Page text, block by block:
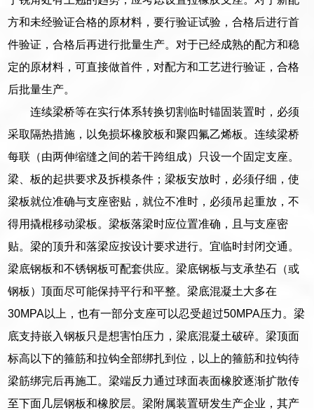
方和未经验证合格的原材料，要行验证试验，合格后进行首
件验证，合格后再进行批量生产。对于已经成熟的配方和稳
定的原材料，可直接做首件，对配方和工艺进行验证，合格
后批量生产。
连续梁桥等在实行体系转换切割临时锚固装置时，必须
采取隔热措施，以免损坏橡胶板和聚四氟乙烯板。连续梁桥
每联（由两伸缩缝之间的若干跨组成）只设一个固定支座。
梁、板的起拱要求及拆模条件；梁板安放时，必须仔细，使
梁板就位准确与支座密贴，就位不准时，必须吊起重放，不
得用撬棍移动梁板。梁板落梁时应位置准确，且与支座密
贴。梁的顶升和落梁应按设计要求进行。宜临时封闭交通。
梁底钢板和不锈钢板可配套供应。梁底钢板与支承垫石（或
钢板）顶面尽可能保持平行和平整。梁底混凝土大多在
30MPA以上，也有一部分支座可以忍受超过50MPA压力。梁
底支持嵌入钢板只是想害怕压力，梁底混凝土破碎。梁顶面
标高以下的箍筋和拉钩全部绑扎到位，以上的箍筋和拉钩待
梁筋绑完后再施工。梁端反力通过球面表面橡胶逐渐扩散传
至下面几层钢板和橡胶层。梁附属装置研发生产企业，其产